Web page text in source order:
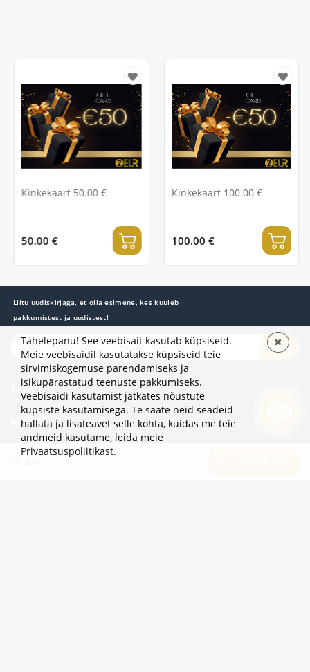
Kinkekaart 50.00 €
50.00 €
Kinkekaart 100.00 €
100.00 €
Liitu uudiskirjaga, et olla esimene, kes kuuleb
pakkumistest ja uudistest!
TELLI
TEAVE
LISAKS
KATEGOORIAD
Tähelepanu! See veebisait kasutab küpsiseid.
Meie veebisaidil kasutatakse küpsiseid teie
sirvimiskogemuse parendamiseks ja
isikupärastatud teenuste pakkumiseks.
Veebisaidi kasutamist jätkates nõustute
küpsiste kasutamisega. Te saate neid seadeid
hallata ja lisateavet selle kohta, kuidas me teie
andmeid kasutame, leida meie
Privaatsuspoliitikast.
✖